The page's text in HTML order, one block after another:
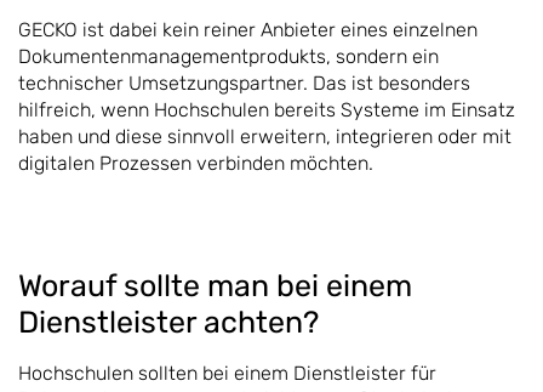
GECKO ist dabei kein reiner Anbieter eines einzelnen
Dokumentenmanagementprodukts, sondern ein
technischer Umsetzungspartner. Das ist besonders
hilfreich, wenn Hochschulen bereits Systeme im Einsatz
haben und diese sinnvoll erweitern, integrieren oder mit
digitalen Prozessen verbinden möchten.
Worauf sollte man bei einem
Dienstleister achten?
Hochschulen sollten bei einem Dienstleister für